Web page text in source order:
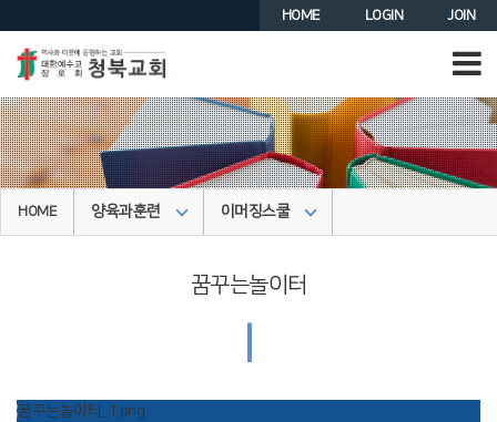
JOIN
LOGIN
HOME
HOME 양육과훈련 이머징스쿨
꿈꾸는놀이터